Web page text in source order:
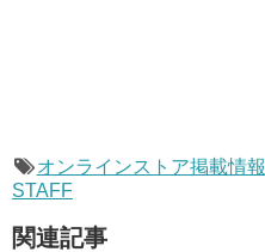
オンラインストア掲載情報
STAFF
関連記事